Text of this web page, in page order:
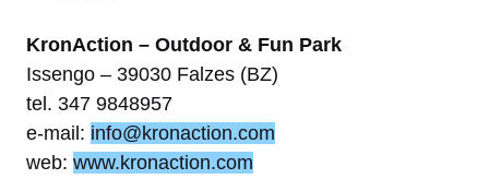
KronAction – Outdoor & Fun Park
Issengo – 39030 Falzes (BZ)
tel. 347 9848957
e-mail: info@kronaction.com
web: www.kronaction.com